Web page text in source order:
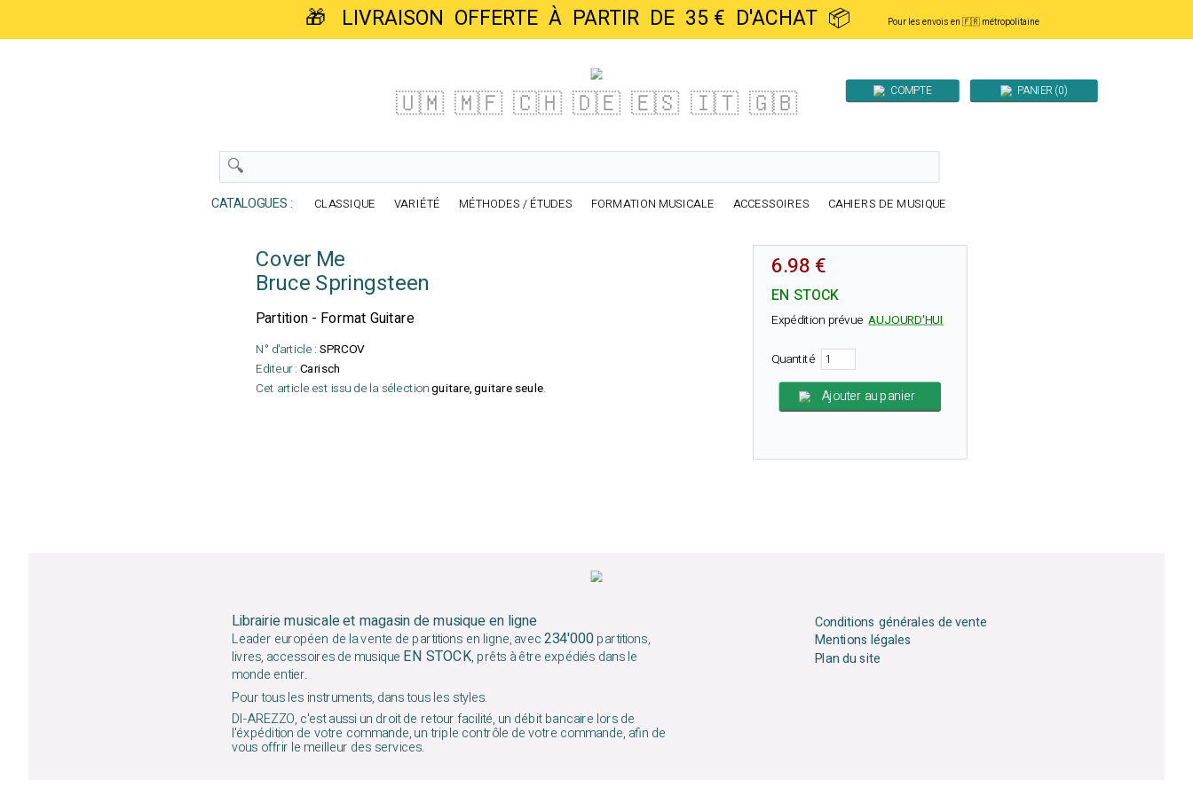
🎁 LIVRAISON OFFERTE À PARTIR DE 35 € D'ACHAT 📦 Pour les envois en 🇫🇷 métropolitaine
🇺🇲 🇲🇫 🇨🇭 🇩🇪 🇪🇸 🇮🇹 🇬🇧 COMPTE PANIER (0)
CATALOGUES : CLASSIQUE VARIÉTÉ MÉTHODES / ÉTUDES FORMATION MUSICALE ACCESSOIRES CAHIERS DE MUSIQUE
Cover Me
Bruce Springsteen
Partition - Format Guitare
N° d'article : SPRCOV
Editeur : Carisch
Cet article est issu de la sélectionguitare, guitare seule.
6.98 €
EN STOCK
Expédition prévueAUJOURD'HUI
Quantité
Ajouter au panier
Librairie musicale et magasin de musique en ligne
Leader européen de la vente de partitions en ligne, avec234'000partitions,
livres, accessoires de musique EN STOCK, prêts à être expédiés dans le
monde entier.
Pour tous les instruments, dans tous les styles.
DI-AREZZO, c'est aussi un droit de retour facilité, un débit bancaire lors de
l'éxpédition de votre commande, un triple contrôle de votre commande, afin de
vous offrir le meilleur des services.
Conditions générales de vente
Mentions légales
Plan du site